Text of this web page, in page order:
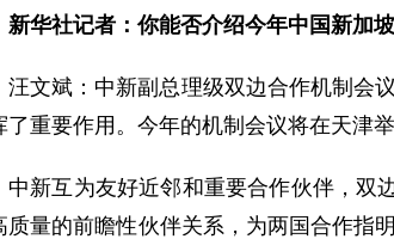
新华社记者：你能否介绍今年中国新加
汪文斌：中新副总理级双边合作机制会
了重要作用。今年的机制会议将在天津
中新互为友好近邻和重要合作伙伴，双
质量的前瞻性伙伴关系，为两国合作指